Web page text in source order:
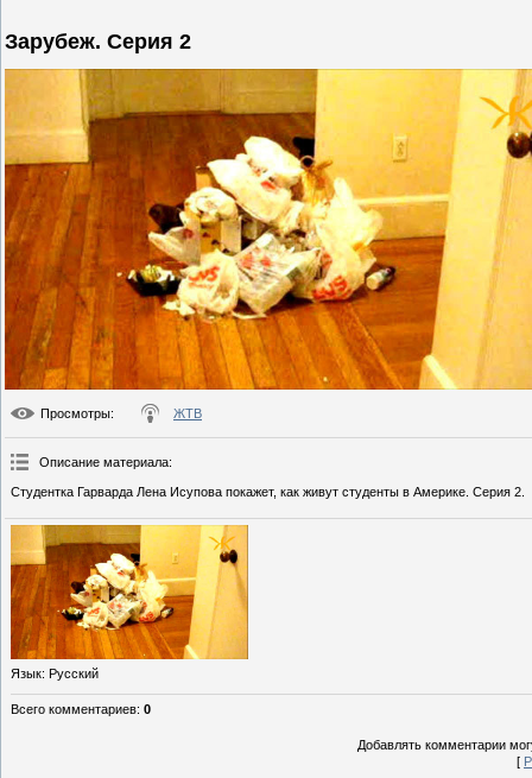
Зарубеж. Серия 2
Просмотры: ЖТВ
Описание материала:
Студентка Гарварда Лена Исупова покажет, как живут студенты в Америке. Серия 2.
Язык: Русский
Всего комментариев: 0
Добавлять комментарии
[